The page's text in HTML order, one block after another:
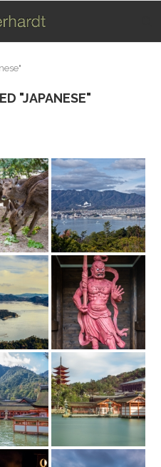
"JAPANESE"